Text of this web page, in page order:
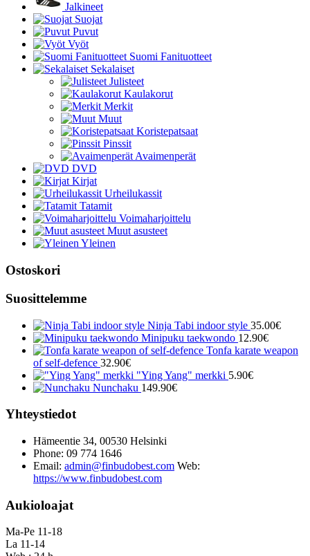
Jalkineet
Suojat
Puvut
Vyöt
Suomi Fanituotteet
Sekalaiset
Julisteet
Kaulakorut
Merkit
Muut
Koristepatsaat
Pinssit
Avaimenperät
DVD
Kirjat
Urheilukassit
Tatamit
Voimaharjoittelu
Muut asusteet
Yleinen
Ostoskori
Suosittelemme
Ninja Tabi indoor style 35.00€
Minipuku taekwondo 12.90€
Tonfa karate weapon
of self-defence 32.90€
"Ying Yang" merkki 5.90€
Nunchaku 149.90€
Yhteystiedot
Hämeentie 34, 00530 Helsinki
Phone: 09 774 1646
Email: admin@finbudobest.com Web:
https://www.finbudobest.com
Aukioloajat
Ma-Pe 11-18
La 11-14